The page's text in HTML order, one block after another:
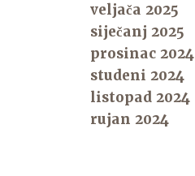
veljača 2025
siječanj 2025
prosinac 2024
studeni 2024
listopad 2024
rujan 2024